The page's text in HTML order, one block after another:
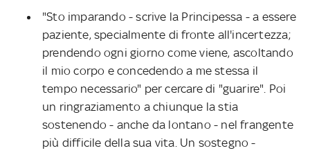
"Sto imparando - scrive la Principessa - a essere
paziente, specialmente di fronte all'incertezza;
prendendo ogni giorno come viene, ascoltando
il mio corpo e concedendo a me stessa il
tempo necessario" per cercare di "guarire". Poi
un ringraziamento a chiunque la stia
sostenendo - anche da lontano - nel frangente
più difficile della sua vita. Un sostegno -